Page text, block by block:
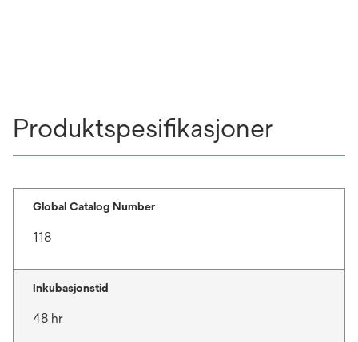
Produktspesifikasjoner
Global Catalog Number
118
Inkubasjonstid
48 hr